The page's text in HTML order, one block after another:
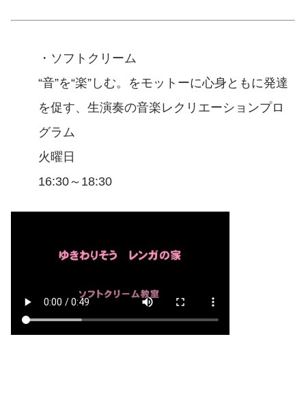
・ソフトクリーム
“音”を“楽”しむ。をモットーに心身ともに発達
を促す、生演奏の音楽レクリエーションプロ
グラム
火曜日
16:30～18:30